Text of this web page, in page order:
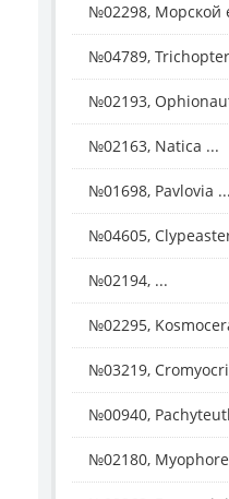
№02298, Морской
№04789,
№02193,
№02163, Natica ...
№01698, Pavlovia ...
№04605,
№02194, ...
№02295,
№03219,
№00940,
№02180,